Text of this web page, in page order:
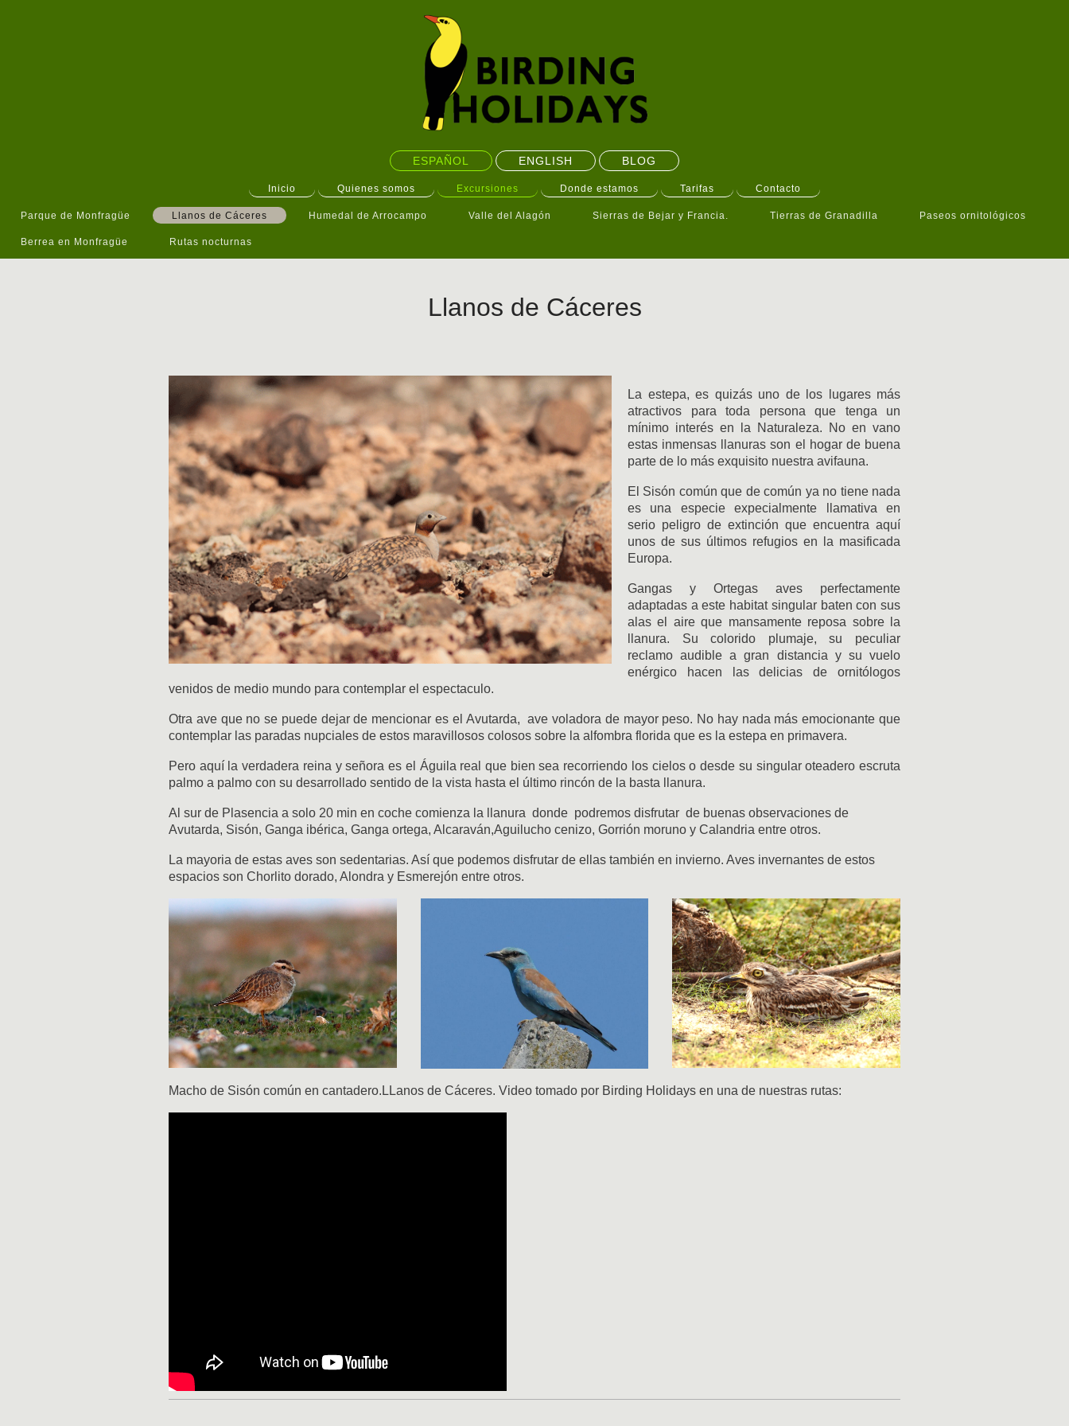
ESPAÑOL ENGLISH BLOG
Inicio Quienes somos Excursiones Donde estamos Tarifas Contacto
Parque de Monfragüe Llanos de Cáceres Humedal de Arrocampo Valle del Alagón Sierras de Bejar y Francia. Tierras de Granadilla Paseos ornitológicos
Berrea en Monfragüe Rutas nocturnas
Llanos de Cáceres
La estepa, es quizás uno de los lugares más
atractivos para toda persona que tenga un
mínimo interés en la Naturaleza. No en vano
estas inmensas llanuras son el hogar de buena
parte de lo más exquisito nuestra avifauna.
El Sisón común que de común ya no tiene nada
es una especie expecialmente llamativa en
serio peligro de extinción que encuentra aquí
unos de sus últimos refugios en la masificada
Europa.
Gangas y Ortegas aves perfectamente
adaptadas a este habitat singular baten con sus
alas el aire que mansamente reposa sobre la
llanura. Su colorido plumaje, su peculiar
reclamo audible a gran distancia y su vuelo
enérgico hacen las delicias de ornitólogos
venidos de medio mundo para contemplar el espectaculo.
Otra ave que no se puede dejar de mencionar es el Avutarda, ave voladora de mayor peso. No hay nada más emocionante que
contemplar las paradas nupciales de estos maravillosos colosos sobre la alfombra florida que es la estepa en primavera.
Pero aquí la verdadera reina y señora es el Águila real que bien sea recorriendo los cielos o desde su singular oteadero escruta
palmo a palmo con su desarrollado sentido de la vista hasta el último rincón de la basta llanura.
Al sur de Plasencia a solo 20 min en coche comienza la llanura donde podremos disfrutar de buenas observaciones de
Avutarda, Sisón, Ganga ibérica, Ganga ortega, Alcaraván,Aguilucho cenizo, Gorrión moruno y Calandria entre otros.
La mayoria de estas aves son sedentarias. Así que podemos disfrutar de ellas también en invierno. Aves invernantes de estos
espacios son Chorlito dorado, Alondra y Esmerejón entre otros.
Macho de Sisón común en cantadero.LLanos de Cáceres. Video tomado por Birding Holidays en una de nuestras rutas: